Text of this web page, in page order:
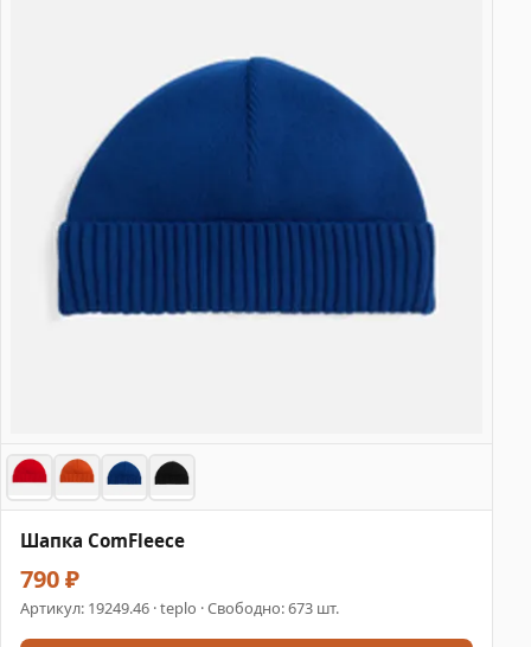
Шапка ComFleece
790 ₽
Артикул: 19249.46 · teplo · Свободно: 673 шт.